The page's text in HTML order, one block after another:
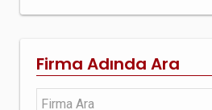
Firma Adında Ara